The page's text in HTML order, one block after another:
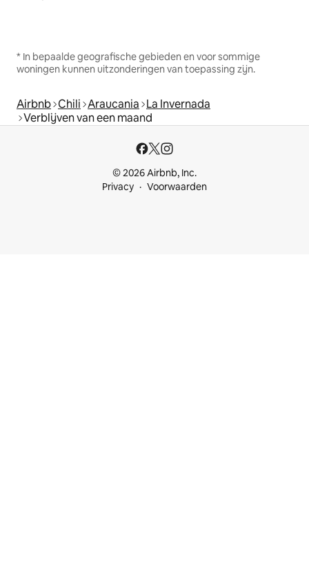
* In bepaalde geografische gebieden en voor sommige
woningen kunnen uitzonderingen van toepassing zijn.
Airbnb Chili Araucania La Invernada
Verblijven van een maand
© 2026 Airbnb, Inc.
Privacy
Voorwaarden